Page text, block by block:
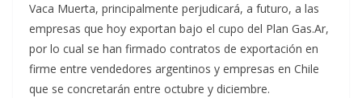
Vaca Muerta, principalmente perjudicará, a futuro, a las
empresas que hoy exportan bajo el cupo del Plan Gas.Ar,
por lo cual se han firmado contratos de exportación en
firme entre vendedores argentinos y empresas en Chile
que se concretarán entre octubre y diciembre.